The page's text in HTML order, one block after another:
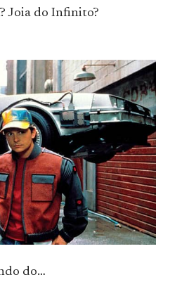
Joia do Infinito?
do…